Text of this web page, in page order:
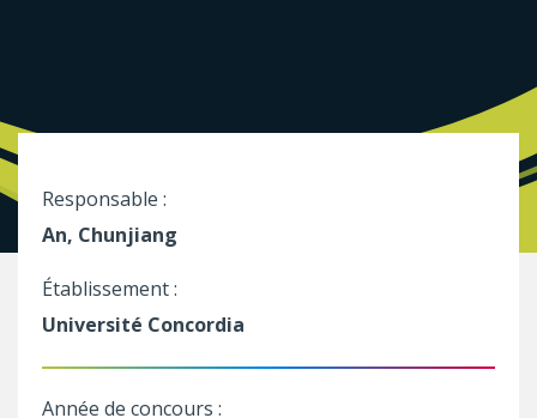
Responsable :
An, Chunjiang
Établissement :
Université Concordia
Année de concours :